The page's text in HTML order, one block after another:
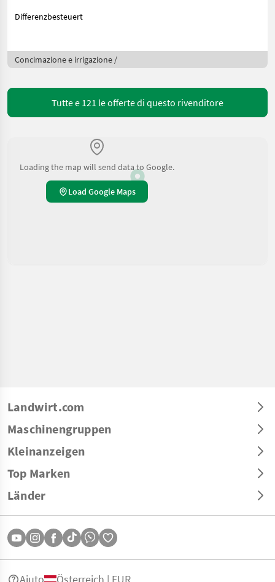
Differenzbesteuert
Concimazione e irrigazione /
Tutte e 121 le offerte di questo rivenditore
Loading the map will send data to Google.
Load Google Maps
Landwirt.com
Maschinengruppen
Kleinanzeigen
Top Marken
Länder